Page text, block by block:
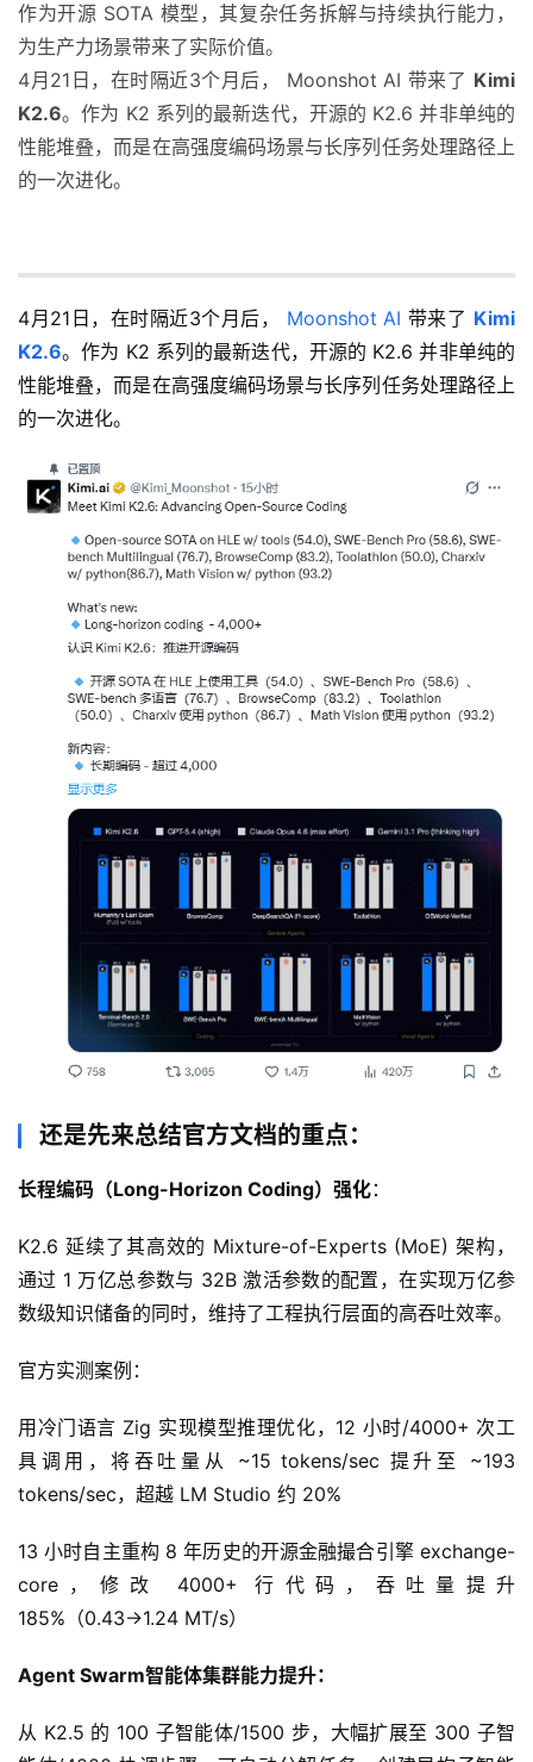
作为开源 SOTA 模型，其复杂任务拆解与持续执行能力，
为生产力场景带来了实际价值。
4月21日，在时隔近3个月后， Moonshot AI 带来了 Kimi
K2.6。作为 K2 系列的最新迭代，开源的 K2.6 并非单纯的
性能堆叠，而是在高强度编码场景与长序列任务处理路径上
的一次进化。
4月21日，在时隔近3个月后， Moonshot AI 带来了 Kimi
K2.6。作为 K2 系列的最新迭代，开源的 K2.6 并非单纯的
性能堆叠，而是在高强度编码场景与长序列任务处理路径上
的一次进化。
还是先来总结官方文档的重点：
长程编码（Long-Horizon Coding）强化：
K2.6 延续了其高效的 Mixture-of-Experts (MoE) 架构，
通过 1 万亿总参数与 32B 激活参数的配置，在实现万亿参
数级知识储备的同时，维持了工程执行层面的高吞吐效率。
官方实测案例：
用冷门语言 Zig 实现模型推理优化，12 小时/4000+ 次工
具调用，将吞吐量从 ~15 tokens/sec 提升至 ~193
tokens/sec，超越 LM Studio 约 20%
13 小时自主重构 8 年历史的开源金融撮合引擎 exchange-
core，修改 4000+ 行代码，吞吐量提升
185%（0.43→1.24 MT/s）
Agent Swarm智能体集群能力提升：
从 K2.5 的 100 子智能体/1500 步，大幅扩展至 300 子智